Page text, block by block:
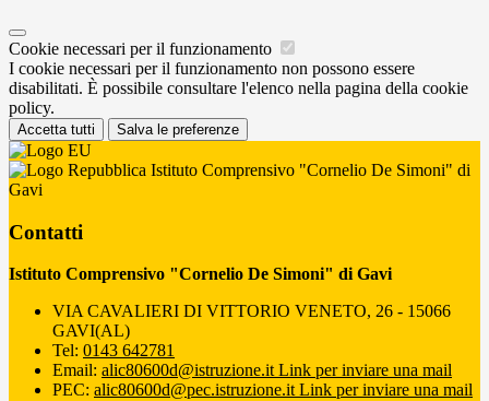
Cookie necessari per il funzionamento
I cookie necessari per il funzionamento non possono essere
disabilitati. È possibile consultare l'elenco nella pagina della cookie
policy.
Accetta tutti Salva le preferenze
Istituto Comprensivo "Cornelio De Simoni" di
Gavi
Contatti
Istituto Comprensivo "Cornelio De Simoni" di Gavi
VIA CAVALIERI DI VITTORIO VENETO, 26 - 15066
GAVI(AL)
Tel: 0143 642781
Email: alic80600d@istruzione.it Link per inviare una mail
PEC: alic80600d@pec.istruzione.it Link per inviare una mail